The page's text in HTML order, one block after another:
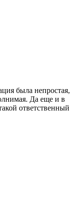
была непростая,
Да еще и в
ответственный